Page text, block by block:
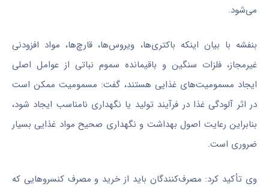
می‌شود.
بنفشه با بیان اینکه باکتری‌ها، ویروس‌ها، قارچ‌ها، مواد افزودنی
غیرمجاز، فلزات سنگین و باقیمانده سموم نباتی از عوامل اصلی
ایجاد مسمومیت‌های غذایی هستند، گفت: مسمومیت ممکن است
در اثر آلودگی غذا در فرآیند تولید یا نگهداری نامناسب ایجاد شود،
بنابراین رعایت اصول بهداشت و نگهداری صحیح مواد غذایی بسیار
ضروری است.
وی تأکید کرد: مصرف‌کنندگان باید از خرید و مصرف کنسروهایی که